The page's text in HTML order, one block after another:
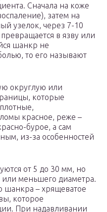
Сначала на коже
затем на
узелок, через 7-10
в язву или
шанкр не
то его называют
округлую или
которые
красное, реже –
бурое, а сам
из-за особенностей
от 5 до 30 мм, но
или меньшего диаметра.
шанкра – хрящеватое
которое
При надавливании